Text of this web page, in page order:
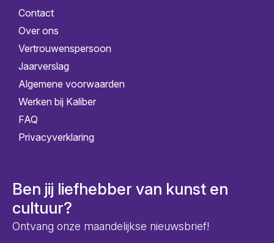
Contact
Over ons
Vertrouwenspersoon
Jaarverslag
Algemene voorwaarden
Werken bij Kaliber
FAQ
Privacyverklaring
Ben jij liefhebber van kunst en
cultuur?
Ontvang onze maandelijkse nieuwsbrief!